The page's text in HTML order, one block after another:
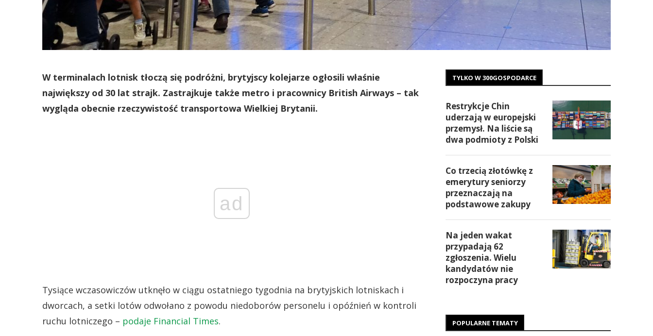
W terminalach lotnisk tłoczą się podróżni, brytyjscy kolejarze ogłosili właśnie
największy od 30 lat strajk. Zastrajkuje także metro i pracownicy British Airways – tak
wygląda obecnie rzeczywistość transportowa Wielkiej Brytanii.
ad
Tysiące wczasowiczów utknęło w ciągu ostatniego tygodnia na brytyjskich lotniskach i
dworcach, a setki lotów odwołano z powodu niedoborów personelu i opóźnień w kontroli
ruchu lotniczego – podaje Financial Times.
TYLKO W 300GOSPODARCE
Restrykcje Chin
uderzają w europejski
przemysł. Na liście są
dwa podmioty z Polski
Co trzecią złotówkę z
emerytury seniorzy
przeznaczają na
podstawowe zakupy
Na jeden wakat
przypadają 62
zgłoszenia. Wielu
kandydatów nie
rozpoczyna pracy
POPULARNE TEMATY